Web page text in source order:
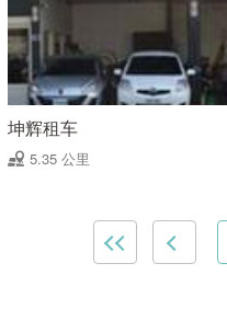
坤辉租车
5.35 公里